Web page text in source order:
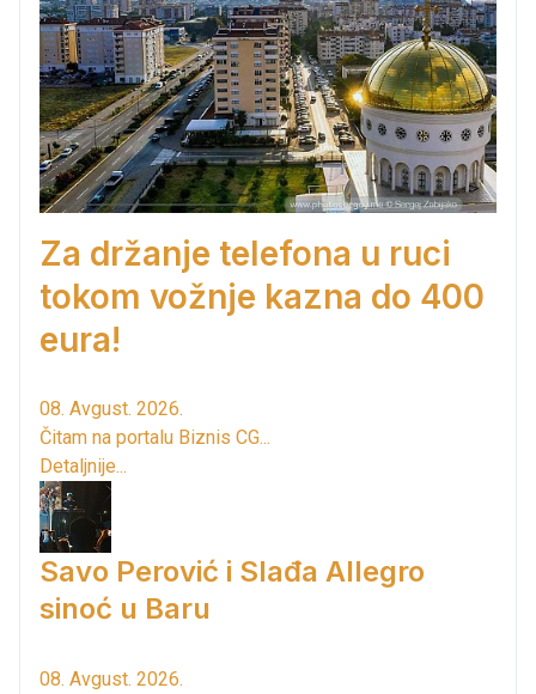
Za držanje telefona u ruci
tokom vožnje kazna do 400
eura!
08. Avgust. 2026.
Čitam na portalu Biznis CG...
Detaljnije...
Savo Perović i Slađa Allegro
sinoć u Baru
08. Avgust. 2026.